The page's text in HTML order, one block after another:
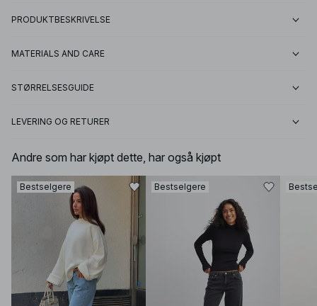
PRODUKTBESKRIVELSE
MATERIALS AND CARE
STØRRELSESGUIDE
LEVERING OG RETURER
Andre som har kjøpt dette, har også kjøpt
Bestselgere Bestselgere